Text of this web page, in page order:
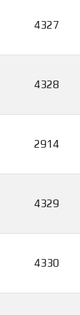
4327
4328
2914
4329
4330